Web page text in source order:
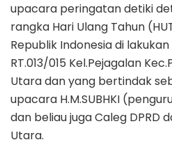
upacara peringatan detiki
rangka Hari Ulang Tahun
Republik Indonesia di
RT.013/015 Kel.Pejagalan
Utara dan yang bertindak
upacara H.M.SUBHKI
dan beliau juga Caleg DPRD
Utara.